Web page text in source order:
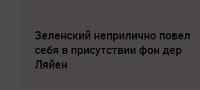
Зеленский неприлично повел
cебя в присутствии фон дер
Ляйен